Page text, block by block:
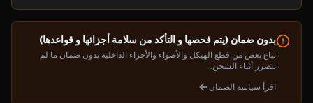
بدون ضمان (يتم فحصها و التأكد من سلامة أجزائها و قواعدها)
تباع بعض من قطع الهيكل والأضواء والأجزاء الداخلية بدون ضمان ما لم
تتضرر أثناء الشحن.
اقرأ سياسة الضمان